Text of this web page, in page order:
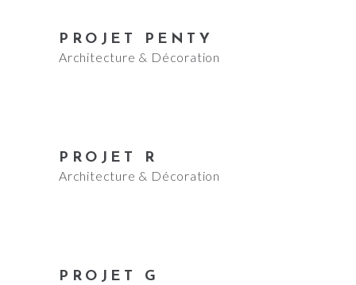
PROJET PENTY
Architecture & Décoration
PROJET R
Architecture & Décoration
PROJET G